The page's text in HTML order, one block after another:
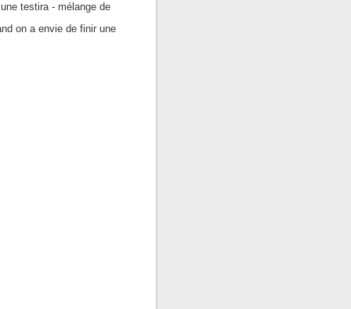
testira - mélange de
on a envie de finir une